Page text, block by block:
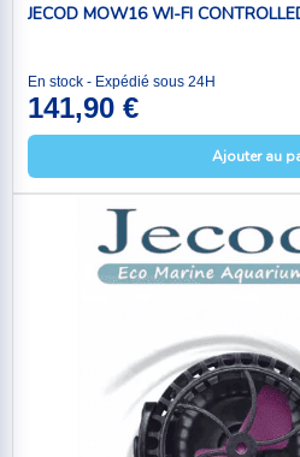
JECOD MOW16 WI-FI
En stock - Expédié sous 24H
141,90 €
Ajouter au